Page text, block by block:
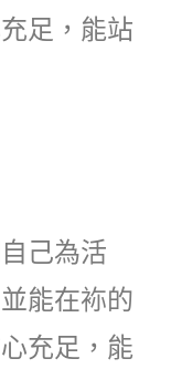
足，能站
己為活
能在袮的
充足，能